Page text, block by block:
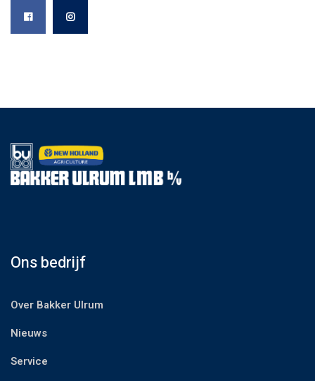
Ons bedrijf
Over Bakker Ulrum
Nieuws
Service